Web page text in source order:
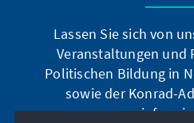
Lassen Sie sich von
Veranstaltungen und
Politischen Bildung in
sowie der Konrad-